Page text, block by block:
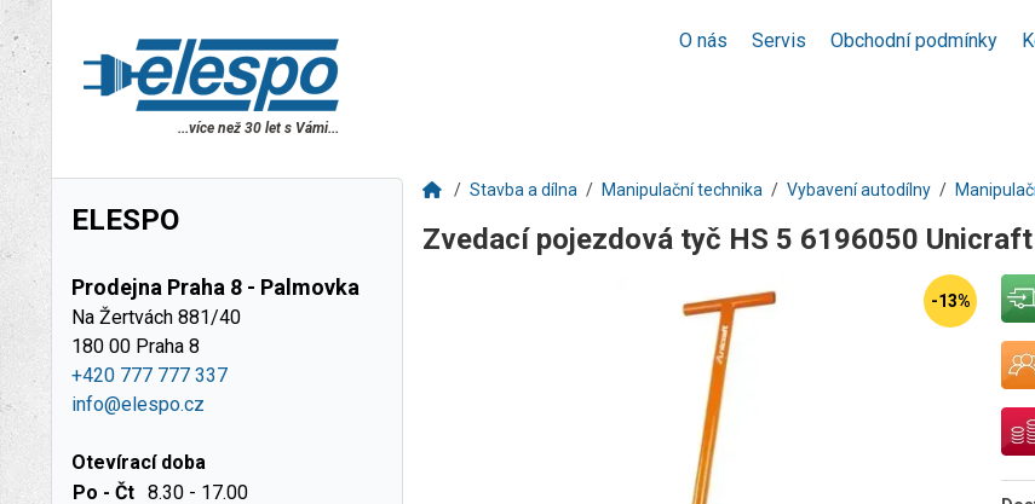
O nás Servis Obchodní podmínky
...více než 30 let s Vámi...
ELESPO
Prodejna Praha 8 - Palmovka
Na Žertvách 881/40
180 00 Praha 8
+420 777 777 337
info@elespo.cz
Otevírací doba
Po - Čt 8.30 - 17.00
Stavba a dílna Manipulační technika Vybavení autodílny
Zvedací pojezdová tyč HS 5 6196050 Unicraft
-13%